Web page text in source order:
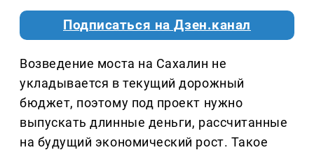
Подписаться на Дзен.канал
Возведение моста на Сахалин не
укладывается в текущий дорожный
бюджет, поэтому под проект нужно
выпускать длинные деньги, рассчитанные
на будущий экономический рост. Такое